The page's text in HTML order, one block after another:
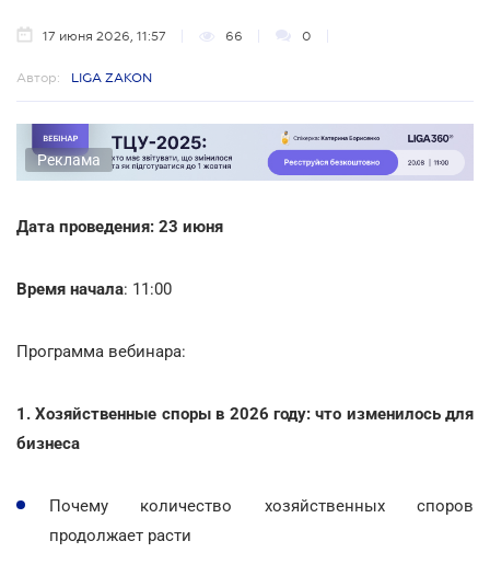
17 июня 2026, 11:57 66 0
Автор: LIGA ZAKON
Реклама
Дата проведения: 23 июня
Время начала: 11:00
Программа вебинара:
1. Хозяйственные споры в 2026 году: что изменилось для
бизнеса
Почему количество хозяйственных споров
продолжает расти